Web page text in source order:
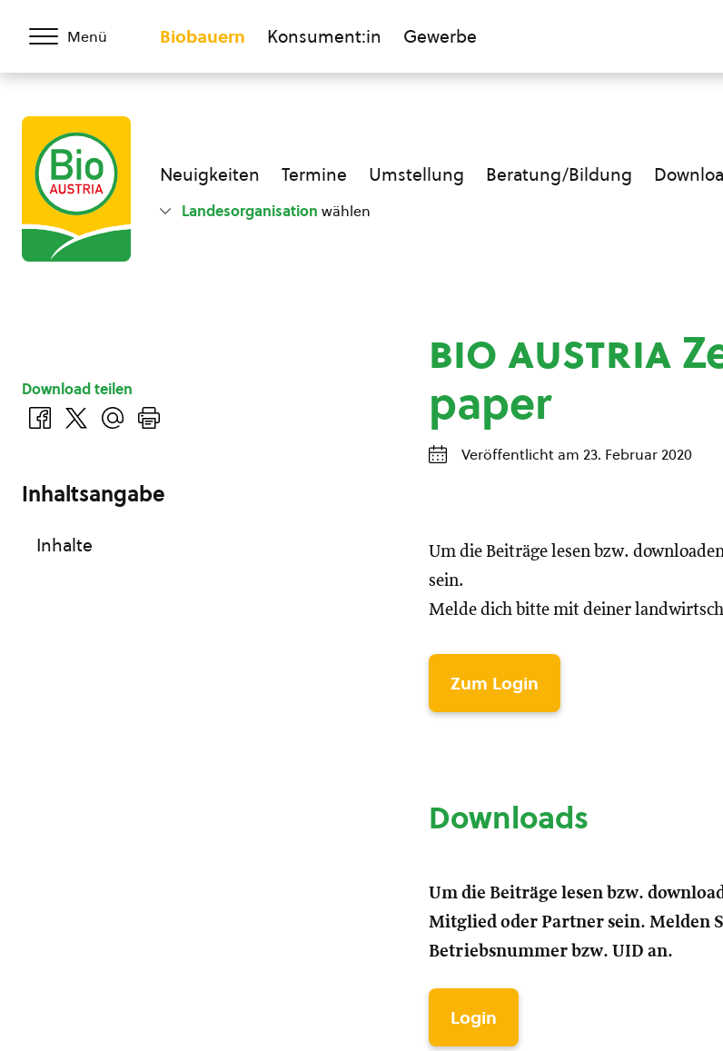
Menü Biobauern Konsument:in Gewerbe
Neuigkeiten Termine Umstellung Beratung/Bildung
Landesorganisation wählen
bio austria
paper
Veröffentlicht am 23. Februar 2020
Um die Beiträge lesen bzw.
sein.
Melde dich bitte mit deiner
Zum Login
Downloads
Um die Beiträge lesen bzw.
Mitglied oder Partner sein. Melden
Betriebsnummer bzw. UID an.
Login
Download teilen
Inhaltsangabe
Inhalte